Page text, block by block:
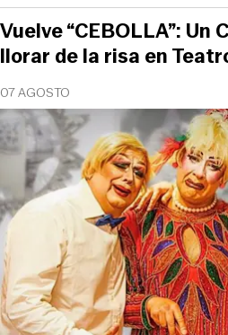
07 AGOSTO
Vuelve “CEBOLLA”: Un
llorar de la risa en